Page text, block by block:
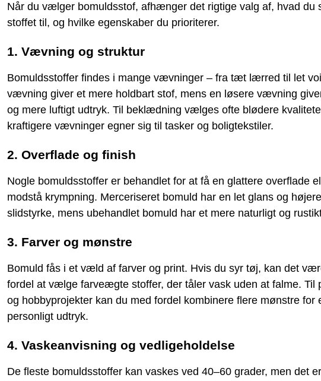
Når du vælger bomuldsstof, afhænger det rigtige valg af, hvad du
stoffet til, og hvilke egenskaber du prioriterer.
1. Vævning og struktur
Bomuldsstoffer findes i mange vævninger – fra tæt lærred til let
vævning giver et mere holdbart stof, mens en løsere vævning
og mere luftigt udtryk. Til beklædning vælges ofte blødere
kraftigere vævninger egner sig til tasker og boligtekstiler.
2. Overflade og finish
Nogle bomuldsstoffer er behandlet for at få en glattere overflade
modstå krympning. Merceriseret bomuld har en let glans og højere
slidstyrke, mens ubehandlet bomuld har et mere naturligt og
3. Farver og mønstre
Bomuld fås i et væld af farver og print. Hvis du syr tøj, kan det
fordel at vælge farveægte stoffer, der tåler vask uden at falme. Til
og hobbyprojekter kan du med fordel kombinere flere mønstre for
personligt udtryk.
4. Vaskeanvisning og vedligeholdelse
De fleste bomuldsstoffer kan vaskes ved 40–60 grader, men det